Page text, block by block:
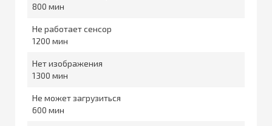
800
Не работает сенсор
1200
Нет изображения
1300
Не может загрузиться
600